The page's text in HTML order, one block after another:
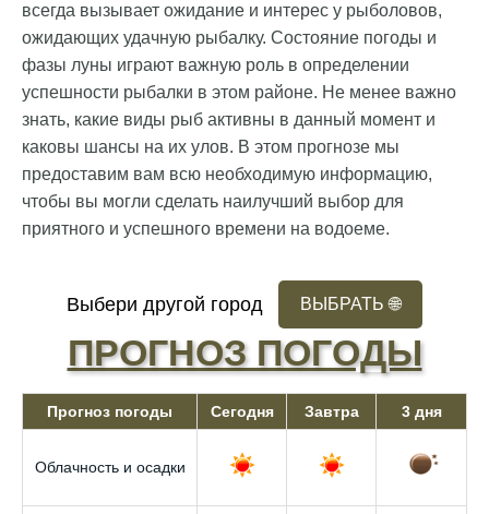
всегда вызывает ожидание и интерес у рыболовов,
ожидающих удачную рыбалку. Состояние погоды и
фазы луны играют важную роль в определении
успешности рыбалки в этом районе. Не менее важно
знать, какие виды рыб активны в данный момент и
каковы шансы на их улов. В этом прогнозе мы
предоставим вам всю необходимую информацию,
чтобы вы могли сделать наилучший выбор для
приятного и успешного времени на водоеме.
Выбери другой город ВЫБРАТЬ 🌐
ПРОГНОЗ ПОГОДЫ
Прогноз погоды Сегодня Завтра 3 дня
Облачность и осадки